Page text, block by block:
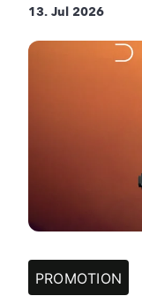
13. Jul 2026
PROMOTION